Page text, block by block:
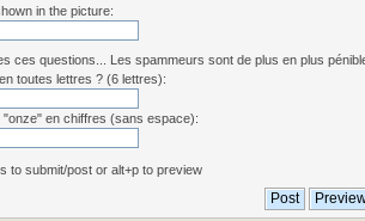
in the picture:
ces questions... Les spammeurs sont de plus en plus
toutes lettres ? (6 lettres):
en chiffres (sans espace):
to submit/post or alt+p to preview